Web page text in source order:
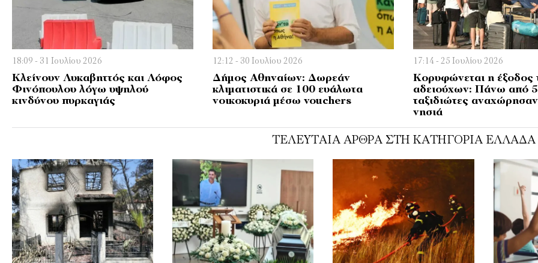
18:09 - 31 Ιουλίου 2026
Κλείνουν Λυκαβηττός και Λόφος
Φινόπουλου λόγω υψηλού
κινδύνου πυρκαγιάς
12:12 - 30 Ιουλίου 2026
Δήμος Αθηναίων: Δωρεάν
κλιματιστικά σε 100 ευάλωτα
νοικοκυριά μέσω vouchers
17:14 - 25 Ιουλίου 2026
Κορυφώνεται η έξοδος
αδειούχων: Πάνω από
ταξιδιώτες αναχώρησαν
νησιά
ΤΕΛΕΥΤΑΊΑ ΆΡΘΡΑ ΣΤΗ ΚΑΤΗΓΟΡΊΑ ΕΛΛΆΔΑ